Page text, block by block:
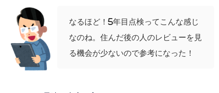
なるほど！5年目点検ってこんな感じ
なのね。住んだ後の人のレビューを見
る機会が少ないので参考になった！